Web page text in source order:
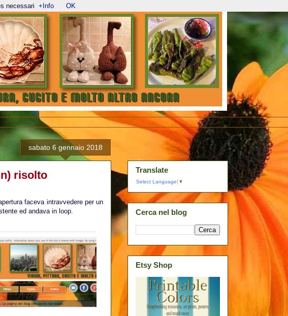
sabato 6 gennaio 2018
risolto
faceva intravvedere per un
ed andava in loop.
Translate
Select Language ▼
Cerca nel blog
Etsy Shop
necessari +Info OK